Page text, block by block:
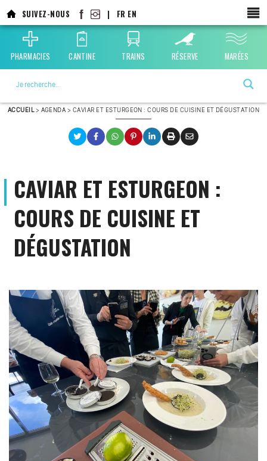
au
contenu
principal
SUIVEZ-NOUS | FR EN
PHARMACIES CANTINE TRAINS RÉSERVE MARÉES
ACCUEIL> AGENDA > CAVIAR ET ESTURGEON : COURS DE CUISINE ET DÉGUSTATION
CAVIAR ET ESTURGEON :
COURS DE CUISINE ET
DÉGUSTATION